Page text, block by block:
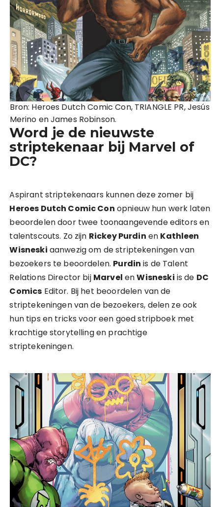
Bron: Heroes Dutch Comic Con, TRIANGLE PR, Jesús
Merino en James Robinson.
Word je de nieuwste
striptekenaar bij Marvel of
DC?
Aspirant striptekenaars kunnen deze zomer bij
Heroes Dutch Comic Con opnieuw hun werk laten
beoordelen door twee toonaangevende editors en
talentscouts. Zo zijn Rickey Purdin en Kathleen
Wisneski aanwezig om de striptekeningen van
bezoekers te beoordelen. Purdin is de Talent
Relations Director bij Marvel enWisneski is de DC
Comics Editor. Bij het beoordelen van de
striptekeningen van de bezoekers, delen ze ook
hun tips en tricks voor een goed stripboek met
krachtige storytelling en prachtige
striptekeningen.